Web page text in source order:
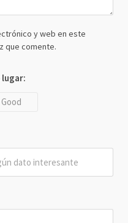
y web en este
que comente.
lugar: